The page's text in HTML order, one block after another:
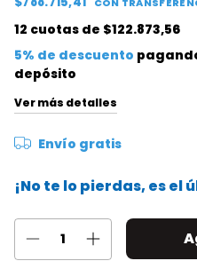
12 cuotas de $122.873,56
5% de descuento
depósito
Ver más detalles
Envío gratis
¡No te lo pierdas, es el